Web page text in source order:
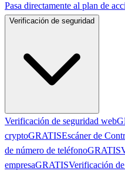
Pasa directamente al plan de
Verificación de seguridad
Verificación de seguridad web
cryptoGRATISEscáner de
de número de teléfonoGRATIS
empresaGRATISVerificación